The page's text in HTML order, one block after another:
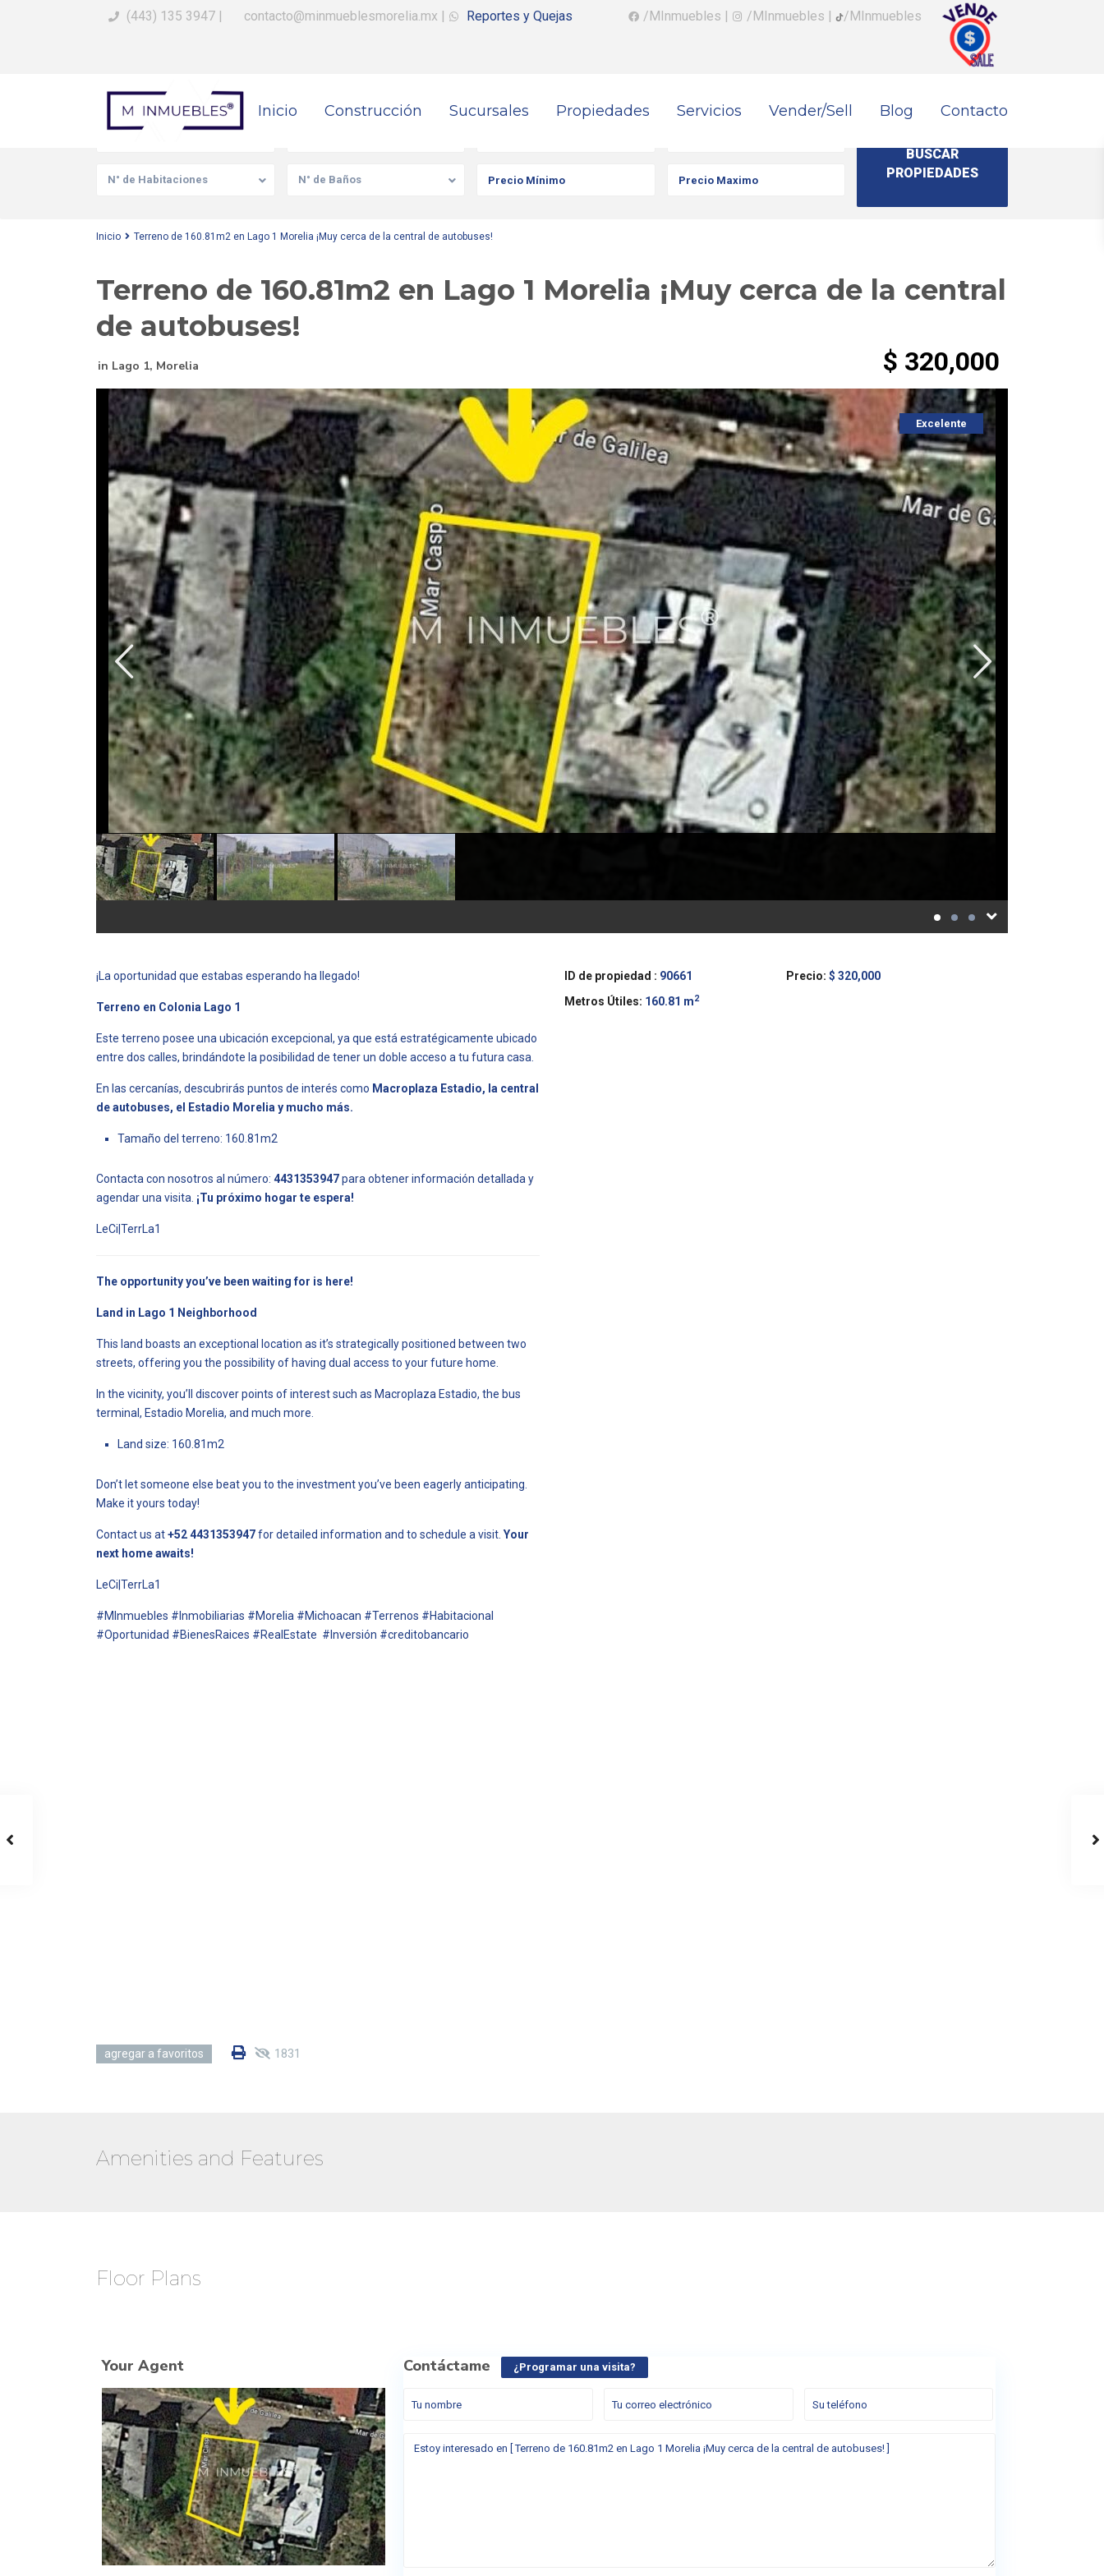
(443) 135 3947 | contacto@minmueblesmorelia.mx | Reportes y Quejas /MInmuebles | /MInmuebles | /MInmuebles
Inicio Construcción Sucursales Propiedades Servicios Vender/Sell Blog Contacto
Busca Tu Propiedad
N° de Habitaciones N° de Baños
Inicio Terreno de 160.81m2 en Lago 1 Morelia ¡Muy cerca de la central de autobuses!
Terreno de 160.81m2 en Lago 1 Morelia ¡Muy cerca de la central
de autobuses!
in Lago 1, Morelia $ 320,000
Excelente
¡La oportunidad que estabas esperando ha llegado!
Terreno en Colonia Lago 1
Este terreno posee una ubicación excepcional, ya que está estratégicamente ubicado
entre dos calles, brindándote la posibilidad de tener un doble acceso a tu futura casa.
En las cercanías, descubrirás puntos de interés como Macroplaza Estadio, la central
de autobuses, el Estadio Morelia y mucho más.
Tamaño del terreno: 160.81m2
Contacta con nosotros al número: 4431353947para obtener información detallada y
agendar una visita. ¡Tu próximo hogar te espera!
LeCi|TerrLa1
The opportunity you’ve been waiting for is here!
Land in Lago 1 Neighborhood
This land boasts an exceptional location as it’s strategically positioned between two
streets, offering you the possibility of having dual access to your future home.
In the vicinity, you’ll discover points of interest such as Macroplaza Estadio, the bus
terminal, Estadio Morelia, and much more.
Land size: 160.81m2
Don’t let someone else beat you to the investment you’ve been eagerly anticipating.
Make it yours today!
Contact us at+52 4431353947for detailed information and to schedule a visit. Your
next home awaits!
LeCi|TerrLa1
#MInmuebles #Inmobiliarias #Morelia #Michoacan #Terrenos #Habitacional
#Oportunidad #BienesRaices #RealEstate #Inversión #creditobancario
agregar a favoritos 1831
ID de propiedad : 90661 Precio: $ 320,000
Metros Útiles: 160.81 m2
Amenities and Features
Floor Plans
Your Agent Contáctame ¿Programar una visita?